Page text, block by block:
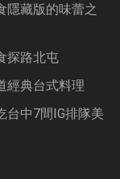
隱藏版的味蕾之
探路北屯
經典台式料理
台中7間IG排隊美